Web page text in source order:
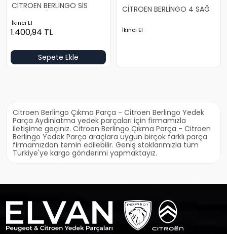
CİTROEN BERLİNGO SİS
ÇERÇEVESİ TAKIMI
İkinci El
1.400,94 TL
Sepete Ekle
CİTROEN BERLİNGO 4 SAĞ
SİS ÇERÇEVESİ
İkinci El
Citroen Berlingo Çıkma Parça - Citroen Berlingo Yedek
Parça Aydınlatma yedek parçaları için firmamızla
iletişime geçiniz. Citroen Berlingo Çıkma Parça - Citroen
Berlingo Yedek Parça araçlara uygun birçok farklı parça
firmamızdan temin edilebilir. Geniş stoklarımızla tüm
Türkiye'ye kargo gönderimi yapmaktayız.